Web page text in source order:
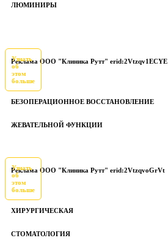
ЛЮМИНИРЫ
Реклама ООО "Клиника Рутт" erid:2Vtzqv1ECYE
Узнать
об
этом
больше
БЕЗОПЕРАЦИОННОЕ ВОССТАНОВЛЕНИЕ
ЖЕВАТЕЛЬНОЙ ФУНКЦИИ
Реклама ООО "Клиника Рутт" erid:2VtzqvoGrVt
Узнать
об
этом
больше
ХИРУРГИЧЕСКАЯ
СТОМАТОЛОГИЯ